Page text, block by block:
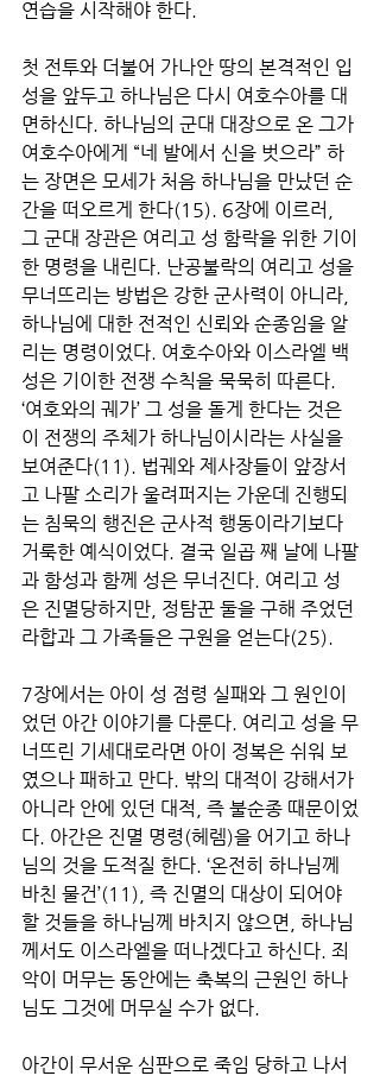
연습을 시작해야 한다.
첫 전투와 더불어 가나안 땅의 본격적인 입
성을 앞두고 하나님은 다시 여호수아를 대
면하신다. 하나님의 군대 대장으로 온 그가
여호수아에게 “네 발에서 신을 벗으라” 하
는 장면은 모세가 처음 하나님을 만났던 순
간을 떠오르게 한다(15). 6장에 이르러,
그 군대 장관은 여리고 성 함락을 위한 기이
한 명령을 내린다. 난공불락의 여리고 성을
무너뜨리는 방법은 강한 군사력이 아니라,
하나님에 대한 전적인 신뢰와 순종임을 알
리는 명령이었다. 여호수아와 이스라엘 백
성은 기이한 전쟁 수칙을 묵묵히 따른다.
‘여호와의 궤가’ 그 성을 돌게 한다는 것은
이 전쟁의 주체가 하나님이시라는 사실을
보여준다(11). 법궤와 제사장들이 앞장서
고 나팔 소리가 울려퍼지는 가운데 진행되
는 침묵의 행진은 군사적 행동이라기보다
거룩한 예식이었다. 결국 일곱 째 날에 나팔
과 함성과 함께 성은 무너진다. 여리고 성
은 진멸당하지만, 정탐꾼 둘을 구해 주었던
라합과 그 가족들은 구원을 얻는다(25).
7장에서는 아이 성 점령 실패와 그 원인이
었던 아간 이야기를 다룬다. 여리고 성을 무
너뜨린 기세대로라면 아이 정복은 쉬워 보
였으나 패하고 만다. 밖의 대적이 강해서가
아니라 안에 있던 대적, 즉 불순종 때문이었
다. 아간은 진멸 명령(헤렘)을 어기고 하나
님의 것을 도적질 한다. ‘온전히 하나님께
바친 물건’(11), 즉 진멸의 대상이 되어야
할 것들을 하나님께 바치지 않으면, 하나님
께서도 이스라엘을 떠나겠다고 하신다. 죄
악이 머무는 동안에는 축복의 근원인 하나
님도 그것에 머무실 수가 없다.
아간이 무서운 심판으로 죽임 당하고 나서